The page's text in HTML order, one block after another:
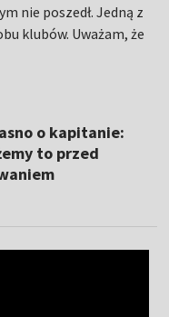
nie poszedł. Jedną z
klubów. Uważam, że
o kapitanie:
to przed